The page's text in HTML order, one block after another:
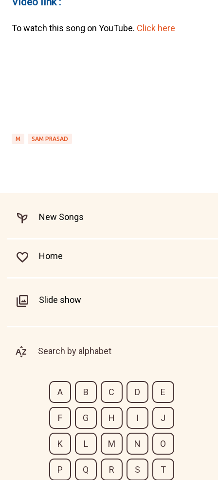
To watch this song on YouTube. Click here
M SAM PRASAD
New Songs
Home
Slide show
Search by alphabet
A B C D E
F G H I J
K L M N O
P Q R S T